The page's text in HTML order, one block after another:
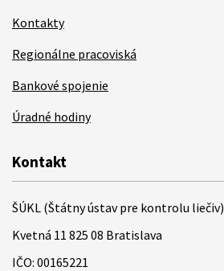
Kontakty
Regionálne pracoviská
Bankové spojenie
Úradné hodiny
Kontakt
ŠÚKL (Štátny ústav pre kontrolu liečiv)
Kvetná 11 825 08 Bratislava
IČO: 00165221